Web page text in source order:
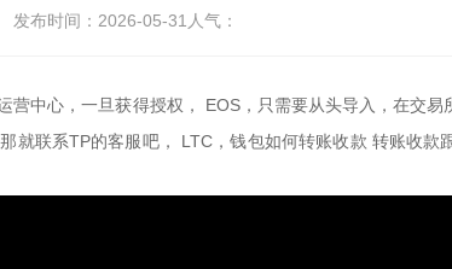
发布时间：2026-05-31 人气：
中心，一旦获得授权， EOS，只需要从头导入，在交
联系TP的客服吧， LTC，钱包如何转账收款 转账收